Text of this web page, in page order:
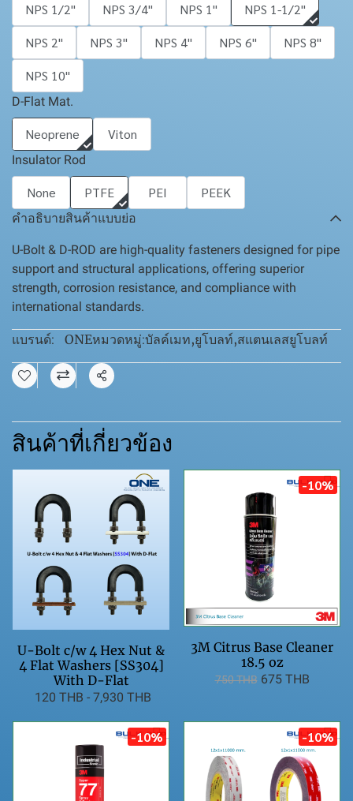
NPS 1/2'' NPS 3/4'' NPS 1''
NPS 1-1/2''
NPS 2''
NPS 3'' NPS 4'' NPS 6''
NPS 8''
NPS 10''
D-Flat Mat.
Neoprene Viton
Insulator Rod
None PTFE PEI PEEK
คำอธิบายสินค้าแบบย่อ
U-Bolt & D-ROD are high-quality fasteners designed for pipe
support and structural applications, offering superior
strength, corrosion resistance, and compliance with
international standards.
แบรนด์: ONEหมวดหมู่:บัลค์เมท,ยูโบลท์,สแตนเลสยูโบลท์
แชร์
สินค้าที่เกี่ยวข้อง
U-Bolt c/w 4 Hex Nut &
4 Flat Washers [SS304]
With D-Flat
120 THB - 7,930 THB
-10%
3M Citrus Base Cleaner
18.5 oz
750 THB 675 THB
-10% -10%